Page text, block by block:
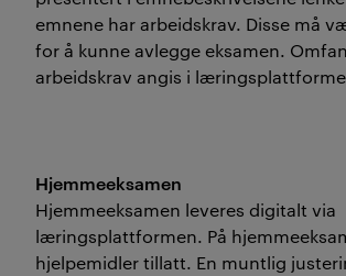
emnene har arbeidskrav. Disse må
for å kunne avlegge eksamen.
arbeidskrav angis i
Hjemmeeksamen
Hjemmeeksamen leveres digitalt via
læringsplattformen. På
hjelpemidler tillatt. En muntlig